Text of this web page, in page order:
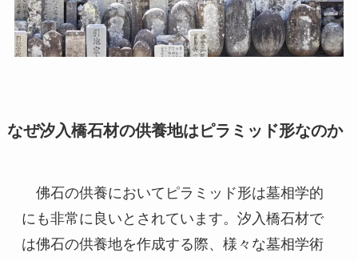
なぜ汐入橋石材の供養地はピラミッド形なのか
佛石の供養においてピラミッド形は墓相学的
にも非常に良いとされています。汐入橋石材で
は佛石の供養地を作成する際、様々な墓相学術